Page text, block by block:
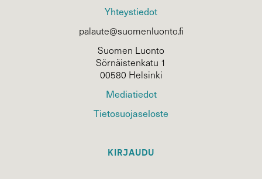
Yhteystiedot
palaute@suomenluonto.fi
Suomen Luonto
Sörnäistenkatu 1
00580 Helsinki
Mediatiedot
Tietosuojaseloste
KIRJAUDU